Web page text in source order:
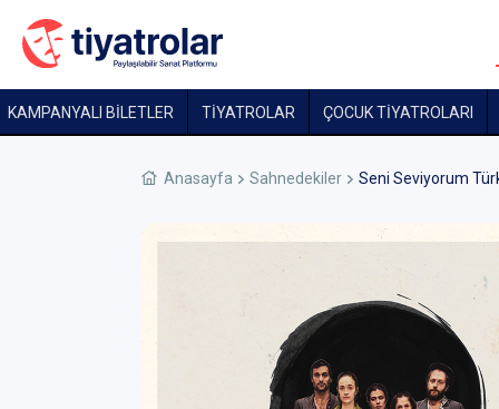
KAMPANYALI BİLETLER TİYATROLAR ÇOCUK TIYATROLARI
Anasayfa Sahnedekiler Seni Seviyorum